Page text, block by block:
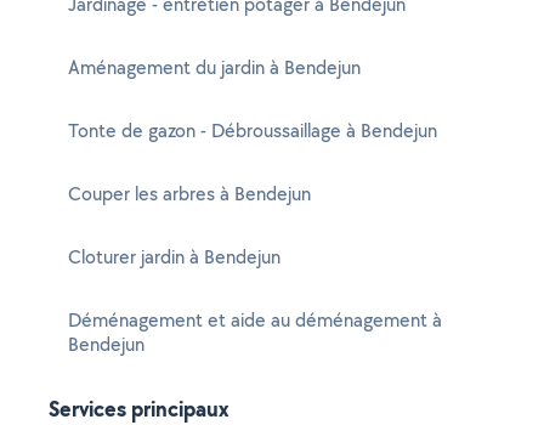
Aménagement du jardin à Bendejun
Tonte de gazon - Débroussaillage à Bendejun
Couper les arbres à Bendejun
Cloturer jardin à Bendejun
Déménagement et aide au déménagement à
Bendejun
Services principaux